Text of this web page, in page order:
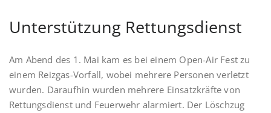
Unterstützung Rettungsdienst
Am Abend des 1. Mai kam es bei einem Open-Air Fest zu
einem Reizgas-Vorfall, wobei mehrere Personen verletzt
wurden. Daraufhin wurden mehrere Einsatzkräfte von
Rettungsdienst und Feuerwehr alarmiert. Der Löschzug